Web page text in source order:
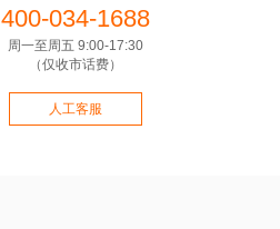
400-034-1688
周一至周五 9:00-17:30
（仅收市话费）
人工客服